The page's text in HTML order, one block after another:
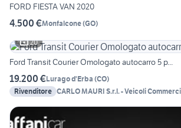
FORD FIESTA VAN 2020
4.500 €Monfalcone(GO)
20
Ford Transit Courier Omologato autocarro 5 p...
19.200 €Lurago d'Erba (CO)
Rivenditore CARLO MAURI S.r.l. - Veicoli